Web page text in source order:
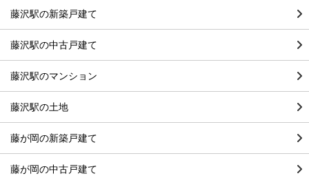
藤沢駅の新築戸建て
藤沢駅の中古戸建て
藤沢駅のマンション
藤沢駅の土地
藤が岡の新築戸建て
藤が岡の中古戸建て